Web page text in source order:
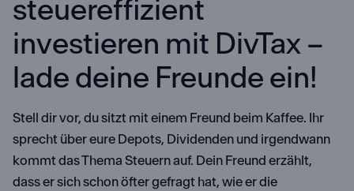
steuereffizient
investieren mit DivTax –
lade deine Freunde ein!
Stell dir vor, du sitzt mit einem Freund beim Kaffee. Ihr
sprecht über eure Depots, Dividenden und irgendwann
kommt das Thema Steuern auf. Dein Freund erzählt,
dass er sich schon öfter gefragt hat, wie er die